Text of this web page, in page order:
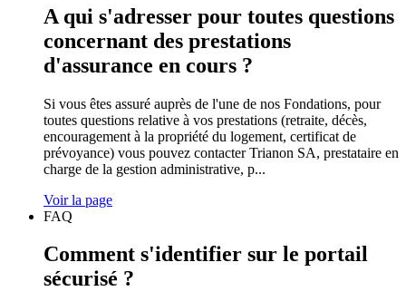
A qui s'adresser pour toutes questions
concernant des prestations
d'assurance en cours ?
Si vous êtes assuré auprès de l'une de nos Fondations, pour
toutes questions relative à vos prestations (retraite, décès,
encouragement à la propriété du logement, certificat de
prévoyance) vous pouvez contacter Trianon SA, prestataire en
charge de la gestion administrative, p...
Voir la page
FAQ
Comment s'identifier sur le portail
sécurisé ?